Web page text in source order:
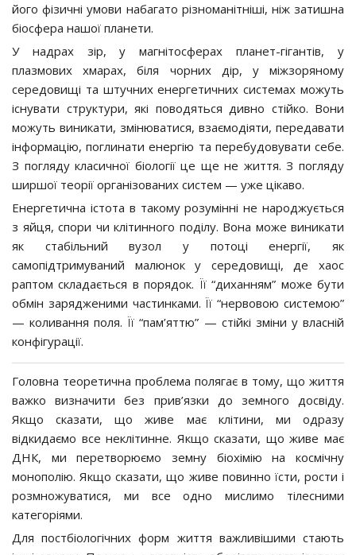
його фізичні умови набагато різноманітніші, ніж затишна
біосфера нашої планети.
У надрах зір, у магнітосферах планет-гігантів, у
плазмових хмарах, біля чорних дір, у міжзоряному
середовищі та штучних енергетичних системах можуть
існувати структури, які поводяться дивно стійко. Вони
можуть виникати, змінюватися, взаємодіяти, передавати
інформацію, поглинати енергію та перебудовувати себе.
З погляду класичної біології це ще не життя. З погляду
ширшої теорії організованих систем — уже цікаво.
Енергетична істота в такому розумінні не народжується
з яйця, спори чи клітинного поділу. Вона може виникати
як стабільний вузол у потоці енергії, як
самопідтримуваний малюнок у середовищі, де хаос
раптом складається в порядок. Її “диханням” може бути
обмін зарядженими частинками. Її “нервовою системою”
— коливання поля. Її “пам’яттю” — стійкі зміни у власній
конфігурації.
Головна теоретична проблема полягає в тому, що життя
важко визначити без прив’язки до земного досвіду.
Якщо сказати, що живе має клітини, ми одразу
відкидаємо все неклітинне. Якщо сказати, що живе має
ДНК, ми перетворюємо земну біохімію на космічну
монополію. Якщо сказати, що живе повинно їсти, рости і
розмножуватися, ми все одно мислимо тілесними
категоріями.
Для постбіологічних форм життя важливішими стають